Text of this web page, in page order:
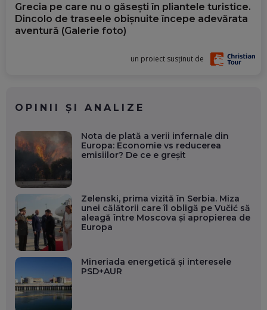
Grecia pe care nu o găsești în pliantele turistice.
Dincolo de traseele obișnuite începe adevărata
aventură (Galerie foto)
un proiect susținut de
OPINII ȘI ANALIZE
Nota de plată a verii infernale din
Europa: Economie vs reducerea
emisiilor? De ce e greșit
Zelenski, prima vizită în Serbia. Miza
unei călătorii care îl obligă pe Vučić să
aleagă între Moscova și apropierea de
Europa
Mineriada energetică și interesele
PSD+AUR